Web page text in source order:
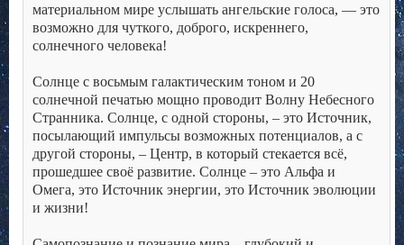
материальном мире услышать ангельские голоса, — это
возможно для чуткого, доброго, искреннего,
солнечного человека!
Солнце с восьмым галактическим тоном и 20
солнечной печатью мощно проводит Волну Небесного
Странника. Солнце, с одной стороны, – это Источник,
посылающий импульсы возможных потенциалов, а с
другой стороны, – Центр, в который стекается всё,
прошедшее своё развитие. Солнце – это Альфа и
Омега, это Источник энергии, это Источник эволюции
и жизни!